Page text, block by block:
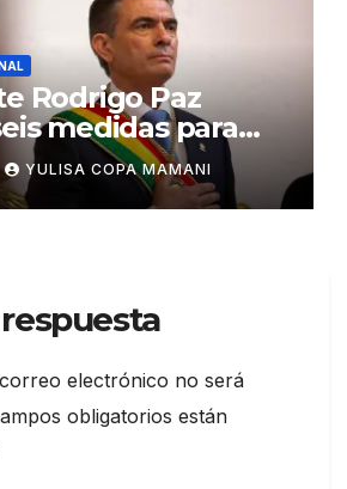
Rodrigo Paz
medidas para
en Bolivia
YULISA COPA MAMANI
electrónico no será
obligatorios están